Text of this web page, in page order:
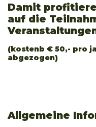
Damit
auf die
(kostenb € 50,- pro
abgezogen)
Allgemeine